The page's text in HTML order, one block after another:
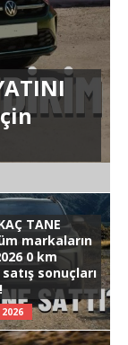
TANE
markaların
0 km
sonuçları